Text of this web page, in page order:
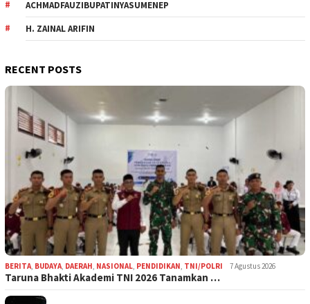
ACHMADFAUZIBUPATINYASUMENEP
H. ZAINAL ARIFIN
RECENT POSTS
BERITA BUDAYA DAERAH NASIONAL PENDIDIKAN TNI/POLRI 7 Agustus 2026
Taruna Bhakti Akademi TNI 2026 Tanamkan …